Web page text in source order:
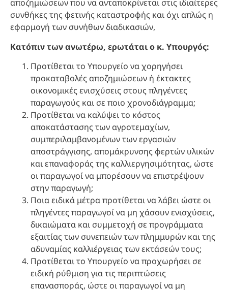
αποζημιώσεων που να ανταποκρίνεται στις ιδιαίτερες
συνθήκες της φετινής καταστροφής και όχι απλώς η
εφαρμογή των συνήθων διαδικασιών,
Κατόπιν των ανωτέρω, ερωτάται ο κ. Υπουργός:
Προτίθεται το Υπουργείο να χορηγήσει
προκαταβολές αποζημιώσεων ή έκτακτες
οικονομικές ενισχύσεις στους πληγέντες
παραγωγούς και σε ποιο χρονοδιάγραμμα;
Προτίθεται να καλύψει το κόστος
αποκατάστασης των αγροτεμαχίων,
συμπεριλαμβανομένων των εργασιών
αποστράγγισης, απομάκρυνσης φερτών υλικών
και επαναφοράς της καλλιεργησιμότητας, ώστε
οι παραγωγοί να μπορέσουν να επιστρέψουν
στην παραγωγή;
Ποια ειδικά μέτρα προτίθεται να λάβει ώστε οι
πληγέντες παραγωγοί να μη χάσουν ενισχύσεις,
δικαιώματα και συμμετοχή σε προγράμματα
εξαιτίας των συνεπειών των πλημμυρών και της
αδυναμίας καλλιέργειας των εκτάσεών τους;
Προτίθεται το Υπουργείο να προχωρήσει σε
ειδική ρύθμιση για τις περιπτώσεις
επανασποράς, ώστε οι παραγωγοί να μη